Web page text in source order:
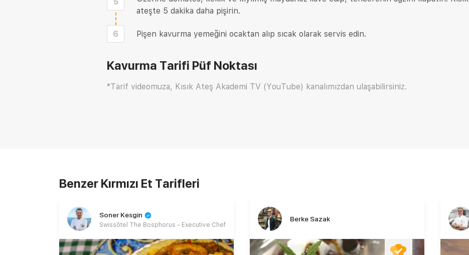
ateşte 5 dakika daha pişirin.
6 Pişen kavurma yemeğini ocaktan alıp sıcak olarak servis edin.
Kavurma Tarifi Püf Noktası
*Tarif videomuza, Kısık Ateş Akademi TV (YouTube) kanalımızdan ulaşabilirsiniz.
Benzer Kırmızı Et Tarifleri
Soner Kesgin
Swissôtel The Bosphorus - Executive Chef
Berke Sazak